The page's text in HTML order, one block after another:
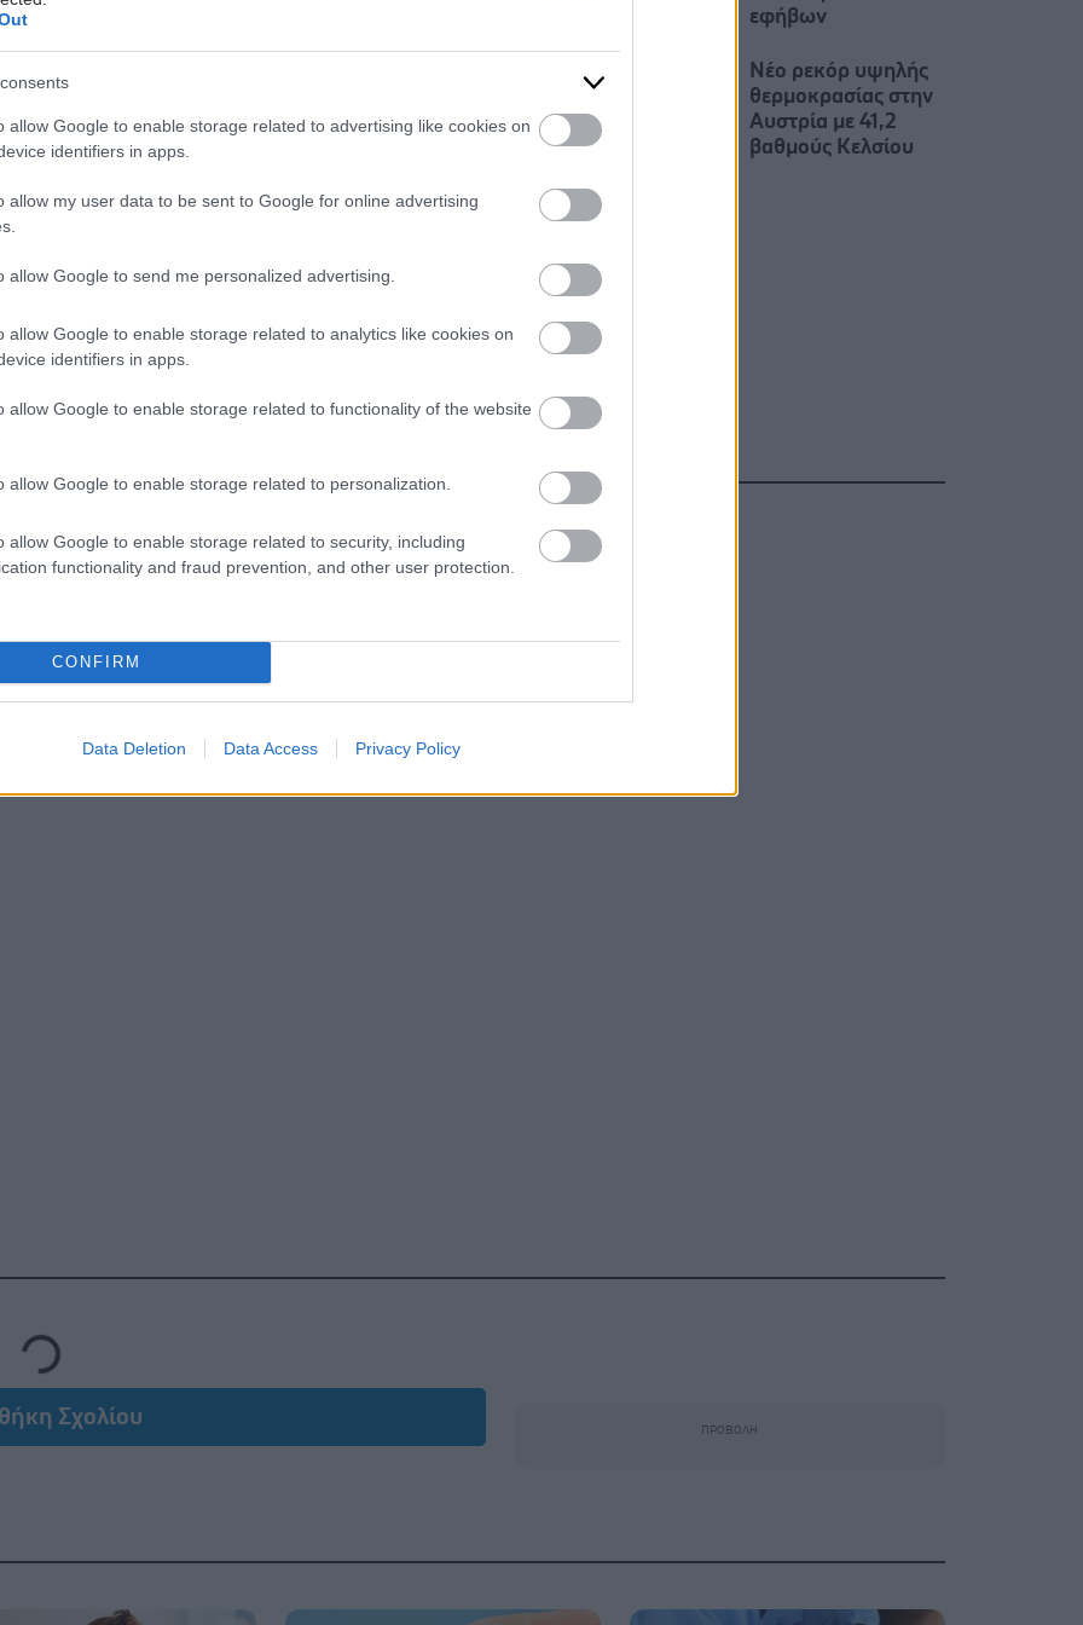
allow Google to enable storage related to advertising like cookies on
identifiers in apps.
allow my user data to be sent to Google for online advertising
allow Google to send me personalized advertising.
allow Google to enable storage related to analytics like cookies on
identifiers in apps.
allow Google to enable storage related to functionality of the website
allow Google to enable storage related to personalization.
allow Google to enable storage related to security, including
functionality and fraud prevention, and other user protection.
CONFIRM
Data Deletion Data Access Privacy Policy
τους μυς και τα οστά ένα συμπλήρωμα
του Ελληνικού Ερυθρού Σταυρού διέσωσαν
και άγρια ζώα στα πύρινα μέτωπα της Δ.
εφήβων
Νέο ρεκόρ υψηλής
θερμοκρασίας στην
Αυστρία με 41,2
βαθμούς Κελσίου
Loading...
Σχολίου